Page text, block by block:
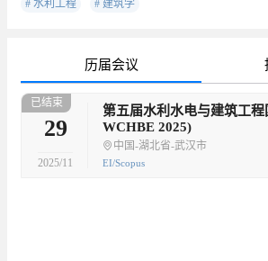
# 水利工程 # 建筑学
历届会议
已结束
29
2025/11
第五届水利水电与建筑工程
WCHBE 2025)
中国-湖北省-武汉市
EI/Scopus